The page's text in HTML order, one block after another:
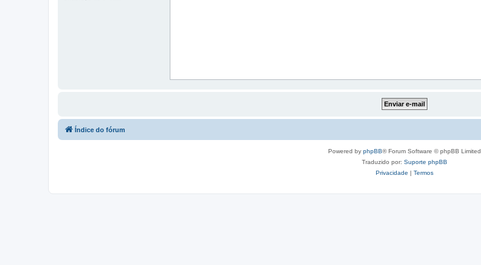
Índice do fórum
Powered by phpBB® Forum Software © phpBB Limited
Traduzido por: Suporte phpBB
Privacidade | Termos